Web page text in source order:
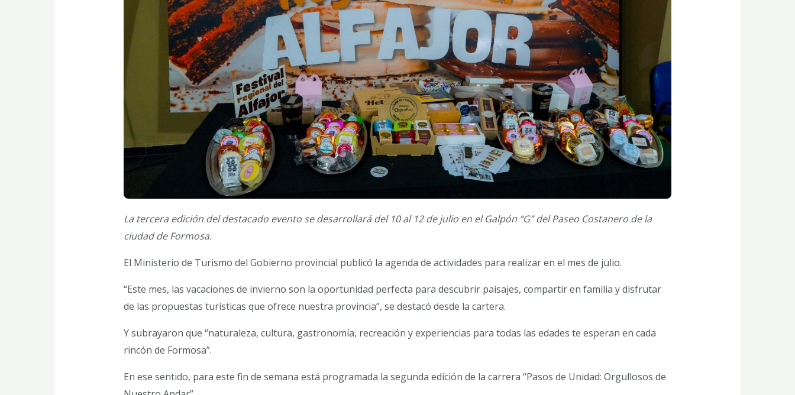
La tercera edición del destacado evento se desarrollará del 10 al 12 de julio en el Galpón “G” del Paseo Costanero de la
ciudad de Formosa.
El Ministerio de Turismo del Gobierno provincial publicó la agenda de actividades para realizar en el mes de julio.
“Este mes, las vacaciones de invierno son la oportunidad perfecta para descubrir paisajes, compartir en familia y disfrutar
de las propuestas turísticas que ofrece nuestra provincia”, se destacó desde la cartera.
Y subrayaron que “naturaleza, cultura, gastronomía, recreación y experiencias para todas las edades te esperan en cada
rincón de Formosa”.
En ese sentido, para este fin de semana está programada la segunda edición de la carrera “Pasos de Unidad: Orgullosos de